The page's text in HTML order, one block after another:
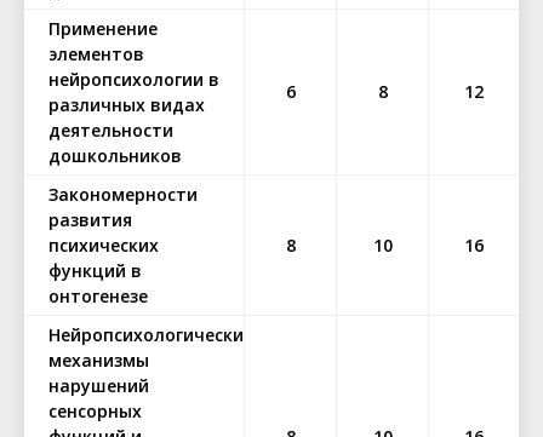
Применение
элементов
нейропсихологии в
различных видах
деятельности
дошкольников
6 8 12
Закономерности
развития
психических
функций в
онтогенезе
8 10 16
Нейропсихологические
механизмы
нарушений
сенсорных